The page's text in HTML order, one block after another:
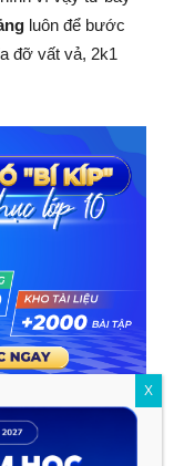
luôn để bước
đỡ vất vả, 2k1
HỌC TOÀN
X